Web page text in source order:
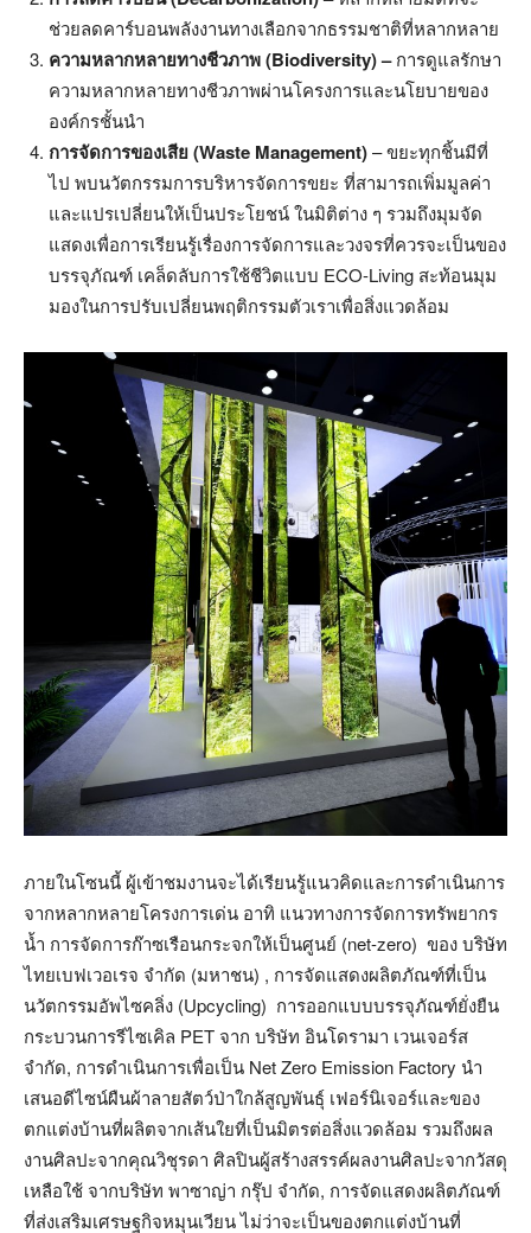
ช่วยลดคาร์บอนพลังงานทางเลือกจากธรรมชาติที่หลากหลาย
ความหลากหลายทางชีวภาพ (Biodiversity) –การดูแลรักษา
ความหลากหลายทางชีวภาพผ่านโครงการและนโยบายของ
องค์กรชั้นนำ
การจัดการของเสีย (Waste Management)– ขยะทุกชิ้นมีที่
ไป พบนวัตกรรมการบริหารจัดการขยะ ที่สามารถเพิ่มมูลค่า
และแปรเปลี่ยนให้เป็นประโยชน์ ในมิติต่าง ๆ รวมถึงมุมจัด
แสดงเพื่อการเรียนรู้เรื่องการจัดการและวงจรที่ควรจะเป็นของ
บรรจุภัณฑ์ เคล็ดลับการใช้ชีวิตแบบ ECO-Living สะท้อนมุม
มองในการปรับเปลี่ยนพฤติกรรมตัวเราเพื่อสิ่งแวดล้อม
ภายในโซนนี้ ผู้เข้าชมงานจะได้เรียนรู้แนวคิดและการดำเนินการ
จากหลากหลายโครงการเด่น อาทิ แนวทางการจัดการทรัพยากร
น้ำ การจัดการก๊าซเรือนกระจกให้เป็นศูนย์ (net-zero) ของ บริษัท
ไทยเบฟเวอเรจ จำกัด (มหาชน) , การจัดแสดงผลิตภัณฑ์ที่เป็น
นวัตกรรมอัพไซคลิ่ง (Upcycling) การออกแบบบรรจุภัณฑ์ยั่งยืน
กระบวนการรีไซเคิล PET จาก บริษัท อินโดรามา เวนเจอร์ส
จำกัด, การดำเนินการเพื่อเป็น Net Zero Emission Factory นำ
เสนอดีไซน์ผืนผ้าลายสัตว์ป่าใกล้สูญพันธุ์ เฟอร์นิเจอร์และของ
ตกแต่งบ้านที่ผลิตจากเส้นใยที่เป็นมิตรต่อสิ่งแวดล้อม รวมถึงผล
งานศิลปะจากคุณวิชุรดา ศิลปินผู้สร้างสรรค์ผลงานศิลปะจากวัสดุ
เหลือใช้ จากบริษัท พาซาญ่า กรุ๊ป จำกัด, การจัดแสดงผลิตภัณฑ์
ที่ส่งเสริมเศรษฐกิจหมุนเวียน ไม่ว่าจะเป็นของตกแต่งบ้านที่